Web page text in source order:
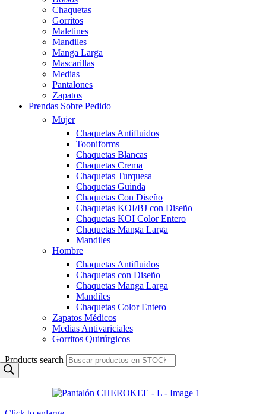
Chaquetas
Gorritos
Maletines
Mandiles
Manga Larga
Mascarillas
Medias
Pantalones
Zapatos
Prendas Sobre Pedido
Mujer
Chaquetas Antifluidos
Tooniforms
Chaquetas Blancas
Chaquetas Crema
Chaquetas Turquesa
Chaquetas Guinda
Chaquetas Con Diseño
Chaquetas KOI/BJ con Diseño
Chaquetas KOI Color Entero
Chaquetas Manga Larga
Mandiles
Hombre
Chaquetas Antifluidos
Chaquetas con Diseño
Chaquetas Manga Larga
Mandiles
Chaquetas Color Entero
Zapatos Médicos
Medias Antivariciales
Gorritos Quirúrgicos
Products search